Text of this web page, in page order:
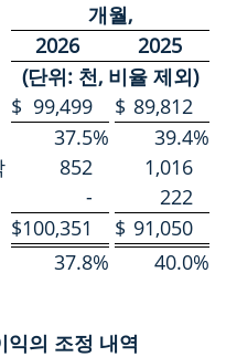
개월,
2026
2025
(단위: 천, 비율 제외)
$ 99,499 $ 89,812
37.5% 39.4%
852
1,016
-
222
$100,351 $ 91,050
37.8% 40.0%
익의 조정 내역